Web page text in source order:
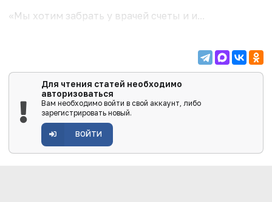
«Мы хотим забрать у врачей счеты и и...
Для чтения статей необходимо
авторизоваться
Вам необходимо войти в свой аккаунт, либо
зарегистрировать новый.
ВОЙТИ